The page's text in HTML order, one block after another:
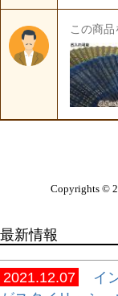
Copyrights ©
最新情報
2021.12.07
イ